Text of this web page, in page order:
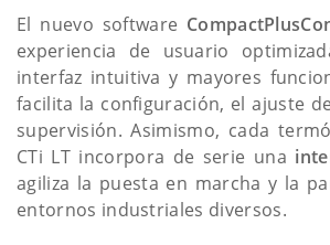
El nuevo software
experiencia de usuario
interfaz intuitiva y mayores
facilita la configuración, el ajuste
supervisión. Asimismo, cada
CTi LT incorpora de serie una
agiliza la puesta en marcha y la
entornos industriales diversos.